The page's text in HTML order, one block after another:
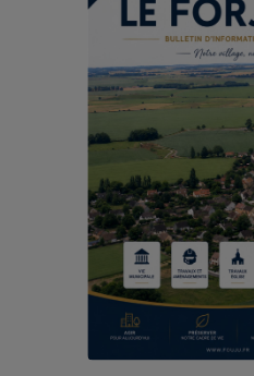
internet
https://
e.fr/fr/